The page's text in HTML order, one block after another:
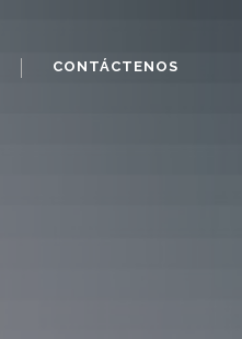
CONTÁCTENOS